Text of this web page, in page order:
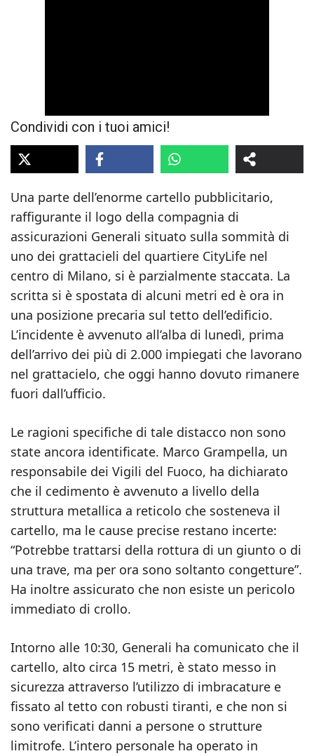
Condividi con i tuoi amici!
Una parte dell’enorme cartello pubblicitario,
raffigurante il logo della compagnia di
assicurazioni Generali situato sulla sommità di
uno dei grattacieli del quartiere CityLife nel
centro di Milano, si è parzialmente staccata. La
scritta si è spostata di alcuni metri ed è ora in
una posizione precaria sul tetto dell’edificio.
L’incidente è avvenuto all’alba di lunedì, prima
dell’arrivo dei più di 2.000 impiegati che lavorano
nel grattacielo, che oggi hanno dovuto rimanere
fuori dall’ufficio.
Le ragioni specifiche di tale distacco non sono
state ancora identificate. Marco Grampella, un
responsabile dei Vigili del Fuoco, ha dichiarato
che il cedimento è avvenuto a livello della
struttura metallica a reticolo che sosteneva il
cartello, ma le cause precise restano incerte:
“Potrebbe trattarsi della rottura di un giunto o di
una trave, ma per ora sono soltanto congetture”.
Ha inoltre assicurato che non esiste un pericolo
immediato di crollo.
Intorno alle 10:30, Generali ha comunicato che il
cartello, alto circa 15 metri, è stato messo in
sicurezza attraverso l’utilizzo di imbracature e
fissato al tetto con robusti tiranti, e che non si
sono verificati danni a persone o strutture
limitrofe. L’intero personale ha operato in